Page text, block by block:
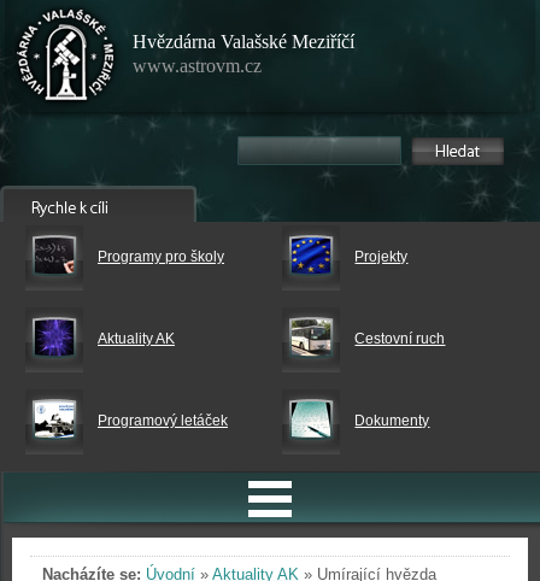
Hvězdárna Valašské Meziříčí
www.astrovm.cz
Programy pro školy Projekty
Aktuality AK Cestovní ruch
Programový letáček Dokumenty
Nacházíte se: Úvodní » Aktuality AK » Umírající hvězda